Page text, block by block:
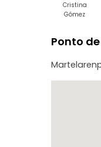
Cristina
Gómez
Ponto